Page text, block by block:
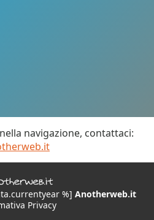
navigazione, contattaci:
%] Anotherweb.it
Privacy